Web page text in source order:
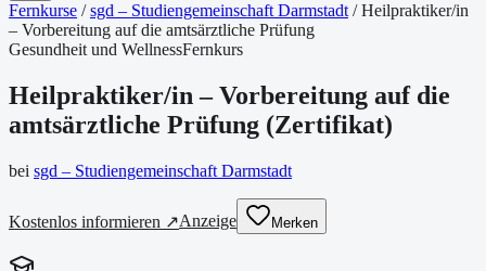
Fernkurse / sgd – Studiengemeinschaft Darmstadt /Heilpraktiker/in
– Vorbereitung auf die amtsärztliche Prüfung
Gesundheit und WellnessFernkurs
Heilpraktiker/in – Vorbereitung auf die
amtsärztliche Prüfung (Zertifikat)
bei sgd – Studiengemeinschaft Darmstadt
Kostenlos informieren ↗Anzeige Merken